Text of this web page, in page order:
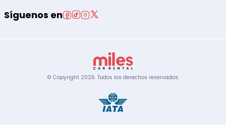
Síguenos en
© Copyright 2026. Todos los derechos reservados.